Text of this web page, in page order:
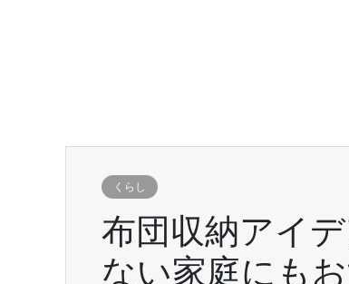
くらし
布団収納アイ
ない家庭にもお